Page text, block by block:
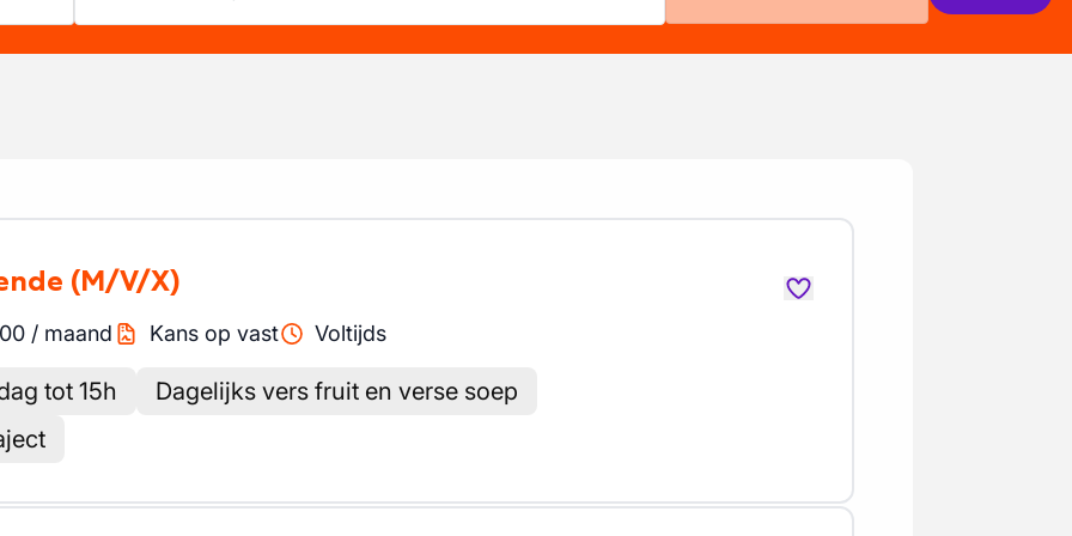
(M/V/X)
/ maand Kans op vast Voltijds
tot 15h
Dagelijks vers fruit en verse soep